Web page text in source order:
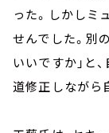
った。しかしミ
せんでした。別
いいですか」と
道修正しながら